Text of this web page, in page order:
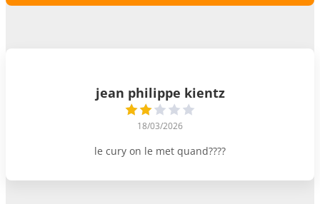
jean philippe kientz
18/03/2026
le cury on le met quand????